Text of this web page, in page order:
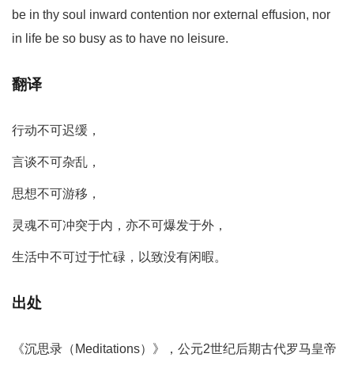
be in thy soul inward contention nor external effusion, nor
in life be so busy as to have no leisure.
翻译
行动不可迟缓，
言谈不可杂乱，
思想不可游移，
灵魂不可冲突于内，亦不可爆发于外，
生活中不可过于忙碌，以致没有闲暇。
出处
《沉思录（Meditations）》，公元2世纪后期古代罗马皇帝